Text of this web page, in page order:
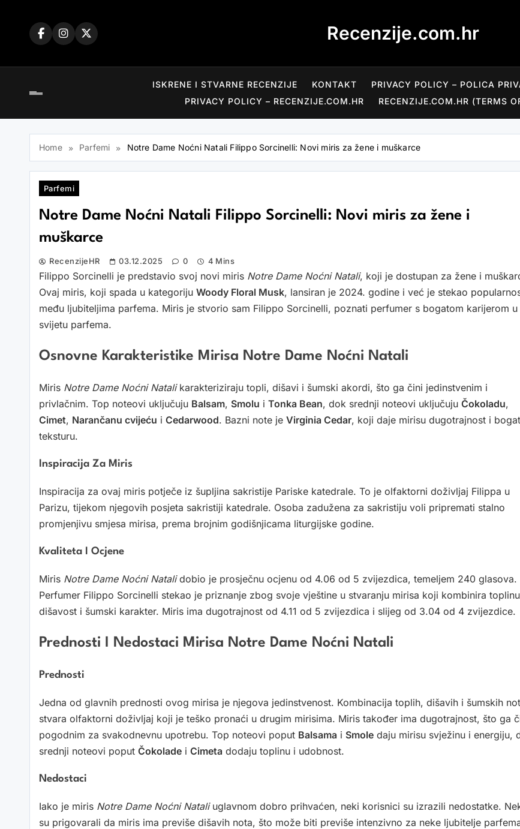
Recenzije.com.hr
ISKRENE I STVARNE RECENZIJE KONTAKT
PRIVACY POLICY – POLICA
PRIVACY POLICY – RECENZIJE.COM.HR
RECENZIJE.COM.HR (TERMS
Home Parfemi Notre Dame Noćni Natali Filippo Sorcinelli: Novi miris za žene i muškarce
Parfemi
Notre Dame Noćni Natali Filippo Sorcinelli: Novi miris za žene i
muškarce
RecenzijeHR 03.12.2025 0 4 Mins
Filippo Sorcinelli je predstavio svoj novi miris Notre Dame Noćni Natali, koji je dostupan za žene i
Ovaj miris, koji spada u kategoriju Woody Floral Musk, lansiran je 2024. godine i već je stekao
među ljubiteljima parfema. Miris je stvorio sam Filippo Sorcinelli, poznati perfumer s bogatom karijerom u
svijetu parfema.
Osnovne Karakteristike Mirisa Notre Dame Noćni Natali
Miris Notre Dame Noćni Natalikarakteriziraju topli, dišavi i šumski akordi, što ga čini jedinstvenim i
privlačnim. Top noteovi uključuju Balsam, Smolu i Tonka Bean, dok srednji noteovi uključuju Čokoladu,
Cimet, Narančanu cvijeću i Cedarwood. Bazni note je Virginia Cedar, koji daje mirisu dugotrajnost i
teksturu.
Inspiracija Za Miris
Inspiracija za ovaj miris potječe iz šupljina sakristije Pariske katedrale. To je olfaktorni doživljaj Filippa u
Parizu, tijekom njegovih posjeta sakristiji katedrale. Osoba zadužena za sakristiju voli pripremati stalno
promjenjivu smjesa mirisa, prema brojnim godišnjicama liturgijske godine.
Kvaliteta I Ocjene
Miris Notre Dame Noćni Natalidobio je prosječnu ocjenu od 4.06 od 5 zvijezdica, temeljem 240 glasova.
Perfumer Filippo Sorcinelli stekao je priznanje zbog svoje vještine u stvaranju mirisa koji kombinira
dišavost i šumski karakter. Miris ima dugotrajnost od 4.11 od 5 zvijezdica i slijeg od 3.04 od 4 zvijezdice.
Prednosti I Nedostaci Mirisa Notre Dame Noćni Natali
Prednosti
Jedna od glavnih prednosti ovog mirisa je njegova jedinstvenost. Kombinacija toplih, dišavih i šumskih
stvara olfaktorni doživljaj koji je teško pronaći u drugim mirisima. Miris također ima dugotrajnost, što ga
pogodnim za svakodnevnu upotrebu. Top noteovi poput Balsama i Smole daju mirisu svježinu i energiju,
srednji noteovi poput Čokolade i Cimeta dodaju toplinu i udobnost.
Nedostaci
Iako je miris Notre Dame Noćni Nataliuglavnom dobro prihvaćen, neki korisnici su izrazili nedostatke.
su prigovarali da miris ima previše dišavih nota, što može biti previše intenzivno za neke ljubitelje